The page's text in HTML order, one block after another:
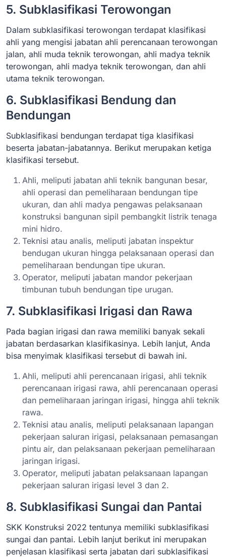
5. Subklasifikasi Terowongan
Dalam subklasifikasi terowongan terdapat klasifikasi
ahli yang mengisi jabatan ahli perencanaan terowongan
jalan, ahli muda teknik terowongan, ahli madya teknik
terowongan, ahli madya teknik terowongan, dan ahli
utama teknik terowongan.
6. Subklasifikasi Bendung dan
Bendungan
Subklasifikasi bendungan terdapat tiga klasifikasi
beserta jabatan-jabatannya. Berikut merupakan ketiga
klasifikasi tersebut.
Ahli, meliputi jabatan ahli teknik bangunan besar,
ahli operasi dan pemeliharaan bendungan tipe
ukuran, dan ahli madya pengawas pelaksanaan
konstruksi bangunan sipil pembangkit listrik tenaga
mini hidro.
Teknisi atau analis, meliputi jabatan inspektur
bendugan ukuran hingga pelaksanaan operasi dan
pemeliharaan bendungan tipe ukuran.
Operator, meliputi jabatan mandor pekerjaan
timbunan tubuh bendungan tipe urugan.
7. Subklasifikasi Irigasi dan Rawa
Pada bagian irigasi dan rawa memiliki banyak sekali
jabatan berdasarkan klasifikasinya. Lebih lanjut, Anda
bisa menyimak klasifikasi tersebut di bawah ini.
Ahli, meliputi ahli perencanaan irigasi, ahli teknik
perencanaan irigasi rawa, ahli perencanaan operasi
dan pemeliharaan jaringan irigasi, hingga ahli teknik
rawa.
Teknisi atau analis, meliputi pelaksanaan lapangan
pekerjaan saluran irigasi, pelaksanaan pemasangan
pintu air, dan pelaksanaan pekerjaan pemeliharaan
jaringan irigasi.
Operator, meliputi jabatan pelaksanaan lapangan
pekerjaan saluran irigasi level 3 dan 2.
8. Subklasifikasi Sungai dan Pantai
SKK Konstruksi 2022 tentunya memiliki subklasifikasi
sungai dan pantai. Lebih lanjut berikut ini merupakan
penjelasan klasifikasi serta jabatan dari subklasifikasi